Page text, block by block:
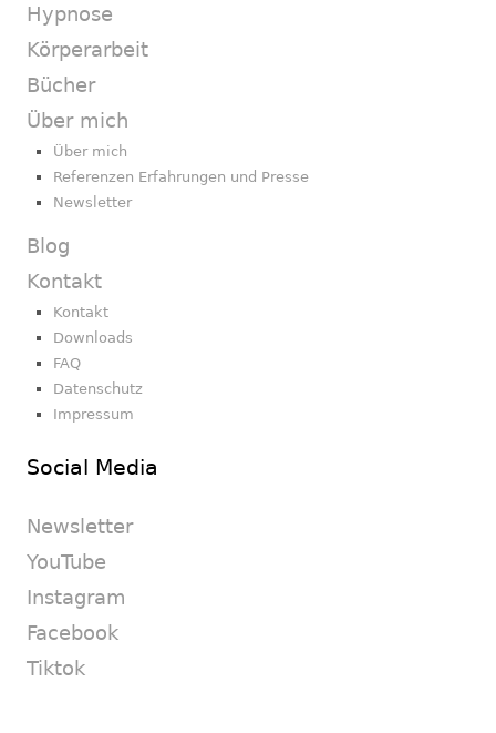
Hypnose
Körperarbeit
Bücher
Über mich
Über mich
Referenzen Erfahrungen und Presse
Newsletter
Blog
Kontakt
Kontakt
Downloads
FAQ
Datenschutz
Impressum
Social Media
Newsletter
YouTube
Instagram
Facebook
Tiktok